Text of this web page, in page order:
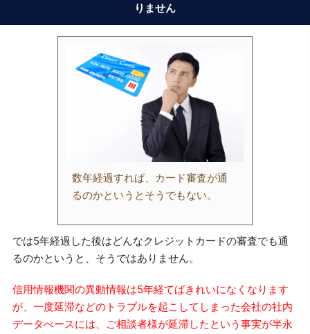
りません
数年経過すれば、カード審査が通
るのかというとそうでもない。
では5年経過した後はどんなクレジットカードの審査でも通
るのかというと、そうではありません。
信用情報機関の異動情報は5年経てばきれいになくなります
が、一度延滞などのトラブルを起こしてしまった会社の社内
データべースには、ご相談者様が延滞したという事実が半永